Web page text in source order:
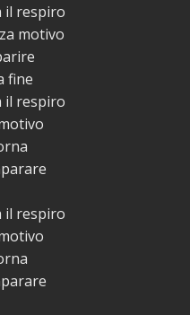
il respiro
motivo
fine
il respiro
il respiro